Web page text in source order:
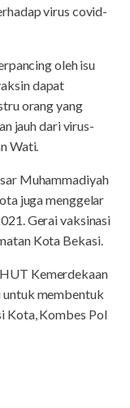
virus covid-
oleh isu
dapat
orang yang
jauh dari virus-
Wati.
Muhammadiyah
juga menggelar
Gerai vaksinasi
Kota Bekasi.
Kemerdekaan
untuk membentuk
Kota, Kombes Pol